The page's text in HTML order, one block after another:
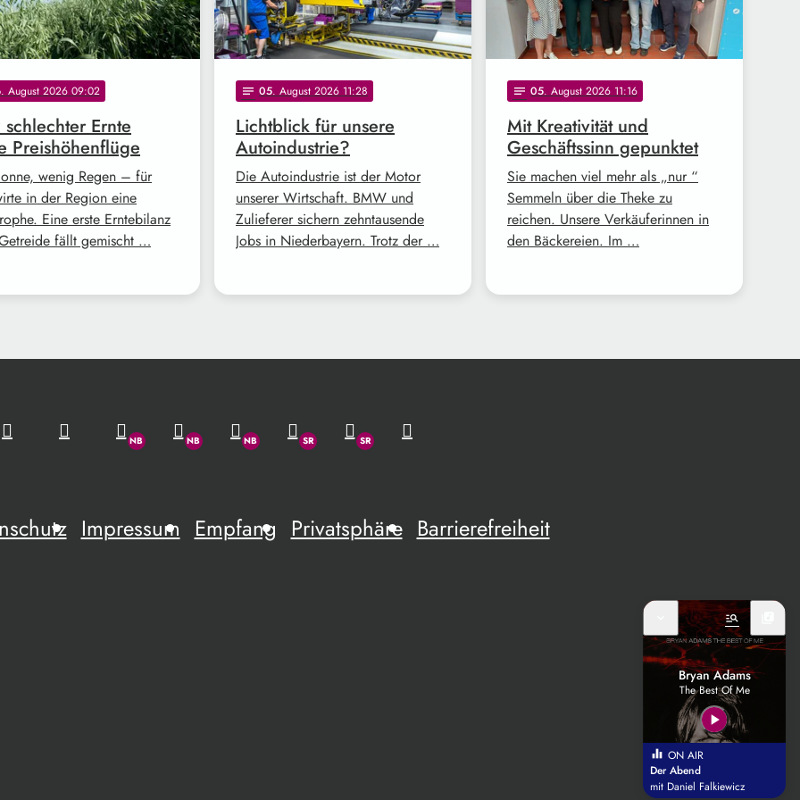
. August 2026 09:02
schlechter Ernte
Preishöhenflüge
wenig Regen – für
in der Region eine
Eine erste Erntebilanz
fällt gemischt …
notes 05. August 2026 11:28
Lichtblick für unsere
Autoindustrie?
Die Autoindustrie ist der Motor
unserer Wirtschaft. BMW und
Zulieferer sichern zehntausende
Jobs in Niederbayern. Trotz der …
notes 05. August 2026 11:16
Mit Kreativität und
Geschäftssinn gepunktet
Sie machen viel mehr als „nur “
Semmeln über die Theke zu
reichen. Unsere Verkäuferinnen in
den Bäckereien. Im …
Impressum Empfang Privatsphäre Barrierefreiheit
manage_search
Bryan Adams
The Best Of Me
play_arrow
equalizer ON AIR
Der Abend
mit Daniel Falkiewicz